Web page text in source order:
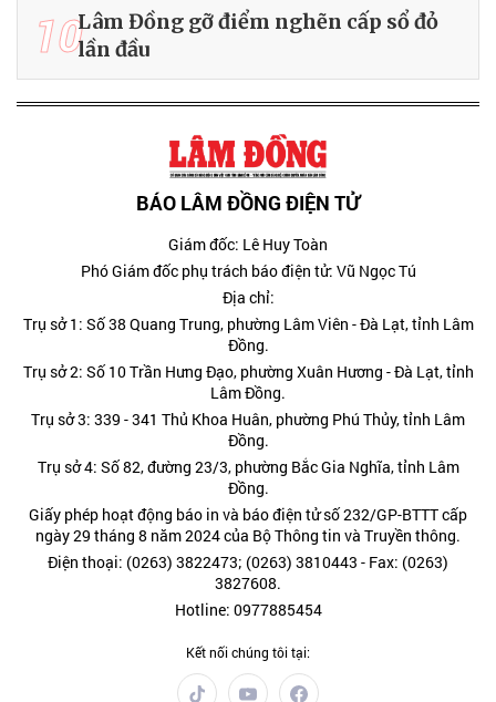
10Lâm Đồng gỡ điểm nghẽn cấp sổ đỏ
lần đầu
BÁO LÂM ĐỒNG ĐIỆN TỬ
Giám đốc: Lê Huy Toàn
Phó Giám đốc phụ trách báo điện tử: Vũ Ngọc Tú
Địa chỉ:
Trụ sở 1: Số 38 Quang Trung, phường Lâm Viên - Đà Lạt, tỉnh Lâm
Đồng.
Trụ sở 2: Số 10 Trần Hưng Đạo, phường Xuân Hương - Đà Lạt, tỉnh
Lâm Đồng.
Trụ sở 3: 339 - 341 Thủ Khoa Huân, phường Phú Thủy, tỉnh Lâm
Đồng.
Trụ sở 4: Số 82, đường 23/3, phường Bắc Gia Nghĩa, tỉnh Lâm
Đồng.
Giấy phép hoạt động báo in và báo điện tử số 232/GP-BTTT cấp
ngày 29 tháng 8 năm 2024 của Bộ Thông tin và Truyền thông.
Điện thoại: (0263) 3822473; (0263) 3810443 - Fax: (0263)
3827608.
Hotline: 0977885454
Kết nối chúng tôi tại: